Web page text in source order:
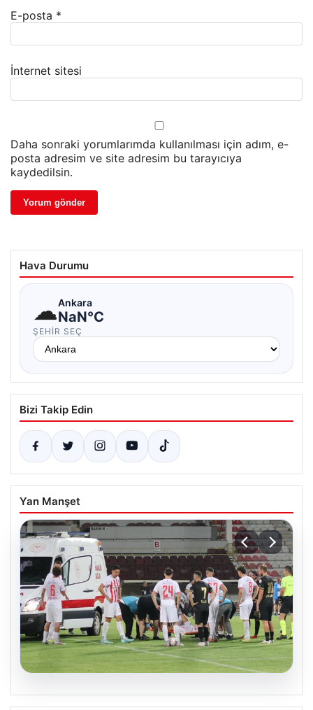
E-posta *
İnternet sitesi
Daha sonraki yorumlarımda kullanılması için adım, e-
posta adresim ve site adresim bu tarayıcıya
kaydedilsin.
Hava Durumu
☁Ankara
NaN°C
ŞEHIR SEÇ
Bizi Takip Edin
Yan Manşet
08.08.2026